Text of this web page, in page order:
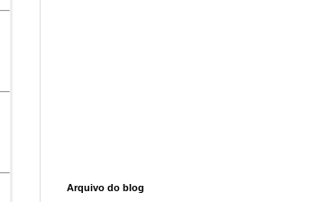
Arquivo do blog